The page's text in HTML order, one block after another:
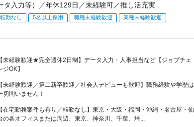
タ入力等）／年休129日／未経験可／推し活充実
転勤なし 5名以上採用 職種未経験歓迎 業種未経験歓迎
【未経験歓迎★完全週休2日制】データ入力・人事担当など【ジョブチェ
ジOK】
【未経験歓迎／第二新卒歓迎／社会人デビューも歓迎】職務経験や学歴は
切問いません！
【在宅勤務案件も有り／転勤なし】東京・大阪・福岡・沖縄・名古屋・仙
の各オフィスまたは周辺、東京、神奈川、千葉、埼...